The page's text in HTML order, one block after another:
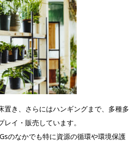
置き、さらにはハンギングまで、多種多
イ・販売しています。
のなかでも特に資源の循環や環境保護